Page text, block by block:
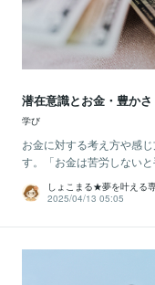
潜在意識とお金・豊かさ
学び
お金に対する考え方や感
す。「お金は苦労しない
しょこまる★夢を叶える
2025/04/13 05:05